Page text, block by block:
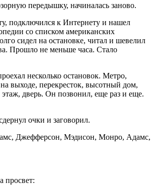
передышку, начиналась заново.
подключился к Интернету и нашел
со списком американских
сидел на остановке, читал и шевелил
Прошло не меньше часа. Стало
несколько остановок. Метро,
выходе, перекресток, высотный дом,
дверь. Он позвонил, еще раз и еще.
очки и заговорил.
Джефферсон, Мэдисон, Монро, Адамс,
просвет: